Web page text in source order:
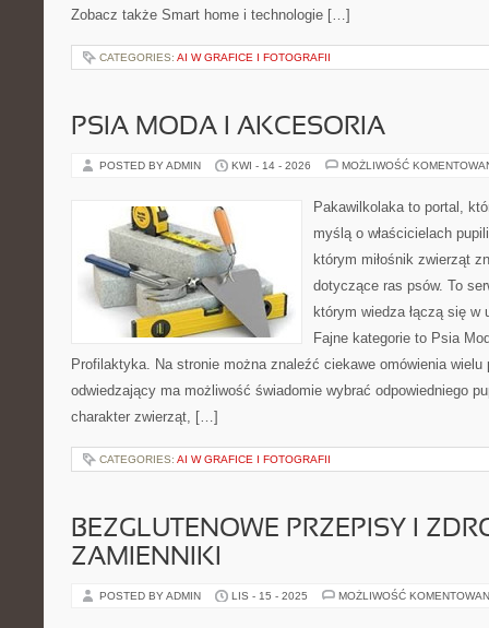
Zobacz także Smart home i technologie […]
CATEGORIES: AI W GRAFICE I FOTOGRAFII
PSIA MODA I AKCESORIA
POSTED BY ADMIN KWI - 14 - 2026 MOŻLIWOŚĆ
Pakawilkolaka to portal,
myślą o właścicielach
którym miłośnik zwierząt
dotyczące ras psów. To
którym wiedza łączą się w
Fajne kategorie to Psia
Profilaktyka. Na stronie można znaleźć ciekawe omówienia
odwiedzający ma możliwość świadomie wybrać odpowiedniego
charakter zwierząt, […]
CATEGORIES: AI W GRAFICE I FOTOGRAFII
BEZGLUTENOWE PRZEPISY I
ZAMIENNIKI
POSTED BY ADMIN LIS - 15 - 2025 MOŻLIWOŚĆ